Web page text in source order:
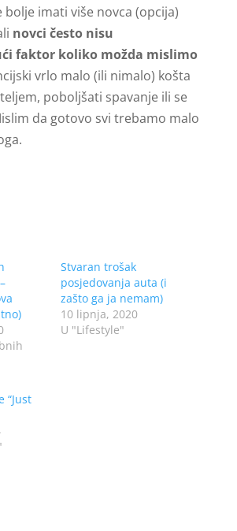
bolje imati više novca (opcija)
novci često nisu
faktor koliko možda mislimo
vrlo malo (ili nimalo) košta
poboljšati spavanje ili se
da gotovo svi trebamo malo
Stvaran trošak
posjedovanja auta (i
zašto ga ja nemam)
10 lipnja, 2020
U "Lifestyle"
“Just